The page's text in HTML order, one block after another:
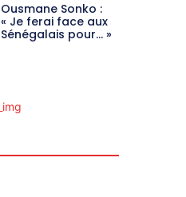
Ousmane Sonko :
« Je ferai face aux
Sénégalais pour… »